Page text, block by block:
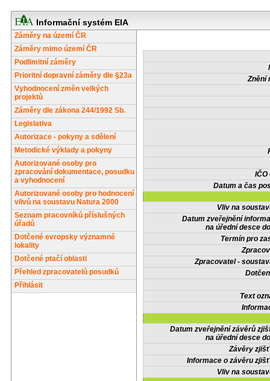
Informační systém EIA
Záměry na území ČR
Záměry mimo území ČR
Podlimitní záměry
Prioritní dopravní záměry dle §23a
Vyhodnocení změn velkých
projektů
Záměry dle zákona 244/1992 Sb.
Legislativa
Autorizace - pokyny a sdělení
Metodické výklady a pokyny
Autorizované osoby pro
zpracování dokumentace, posudku
a vyhodnocení
Autorizované osoby pro hodnocení
vlivů na soustavu Natura 2000
Seznam pracovníků příslušných
úřadů
Dotčené evropsky významné
lokality
Dotčené ptačí oblasti
Přehled zpracovatelů posudků
Přihlásit
Znění
IČO
Datum a čas
Vliv na
Datum zveřejnění
na úřední desce
Termín pro
Zpracovatel -
Text
Datum zveřejnění závěrů
na úřední desce
Závěry
Informace o závěru
Vliv na